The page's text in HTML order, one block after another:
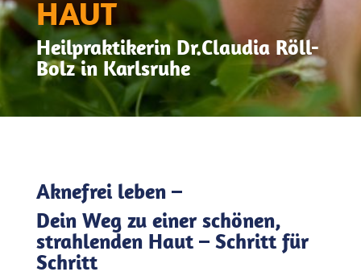
HAUT
Heilpraktikerin Dr.Claudia Röll-
Bolz in Karlsruhe
Aknefrei leben –
Dein Weg zu einer schönen,
strahlenden Haut – Schritt für
Schritt